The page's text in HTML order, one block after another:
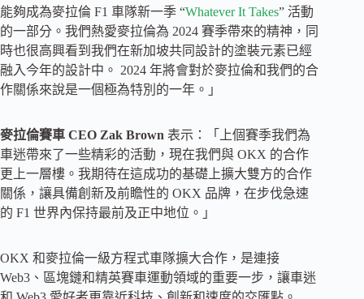
能夠成為麥拉倫 F1 車隊新一季 “Whatever It Takes” 活動
的一部分。我們熱愛麥拉倫為 2024 賽季帶來的精神，同
時也很高興看到我們在新加坡共同設計的塗裝元素已經
融入今年的設計中。 2024 年將會對於麥拉倫和我們的合
作關係來說是一個極為特別的一年。」
麥拉倫賽車 CEO Zak Brown 表示：「上個賽季我們為
車迷帶來了一些精彩的活動，現在我們與 OKX 的合作
更上一層樓。我期待在這成功的基礎上擴大雙方的合作
關係，讓具備創新及前瞻性的 OKX 品牌，在步伐急速
的 F1 世界內保持最前及正中地位。」
OKX 和麥拉倫一級方程式車隊擴大合作，是連接
Web3、區塊鏈和精英賽車運動領域的重要一步，讓車迷